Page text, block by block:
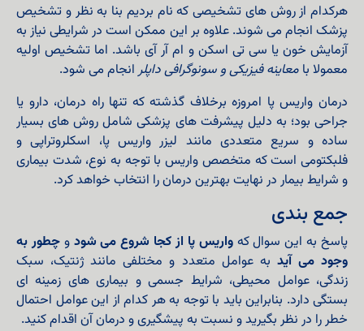
هرکدام از روش های تشخیصی که نام بردیم بنا به نظر و تشخیص
پزشک انجام می شوند. علاوه بر این ممکن است در شرایطی نیاز به
آزمایش خون یا سی تی اسکن و ام آر آی باشد. اما تشخیص اولیه
معمولا با معاینه فیزیکی و سونوگرافی داپلرانجام می شود.
درمان واریس پا امروزه برخلاف گذشته که تنها راه درمان، دارو یا
جراحی بود؛ به دلیل پیشرفت های پزشکی شامل روش های بسیار
ساده و سریع متعددی مانند لیزر واریس پا، اسکلروتراپی و
فلبکتومی است که متخصص واریس با توجه به نوع، شدت بیماری
و شرایط بیمار در نهایت بهترین درمان را انتخاب خواهد کرد.
جمع بندی
پاسخ به این سوال کهواریس پا از کجا شروع می شود وچطور به
وجود می آید به عوامل متعدد و مختلفی مانند ژنتیک، سبک
زندگی، عوامل محیطی، شرایط جسمی و بیماری های زمینه ای
بستگی دارد. بنابراین باید با توجه به هر کدام از این عوامل احتمال
خطر را در نظر بگیرید و نسبت به پیشگیری و درمان آن اقدام کنید.